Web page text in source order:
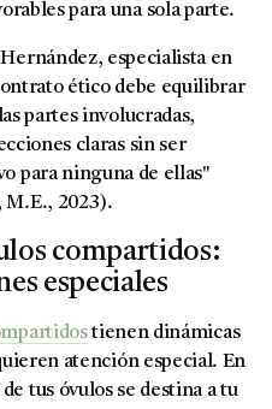
para una sola parte.
especialista en
ético debe equilibrar
partes involucradas,
claras sin ser
para ninguna de ellas"
M.E., 2023).
compartidos:
especiales
tienen dinámicas
atención especial. En
tus óvulos se destina a tu